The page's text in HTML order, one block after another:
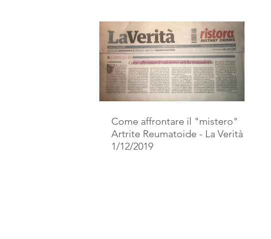
Come affrontare il "mistero"
Artrite Reumatoide - La Verità
1/12/2019